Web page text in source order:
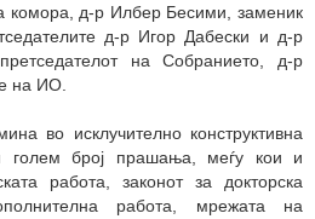
комора, д-р Илбер Бесими, заменик
д-р Игор Дабески и д-р
на Собранието, д-р
на ИО.
во исклучително конструктивна
голем број прашања, меѓу кои и
работа, законот за докторска
работа, мрежата на